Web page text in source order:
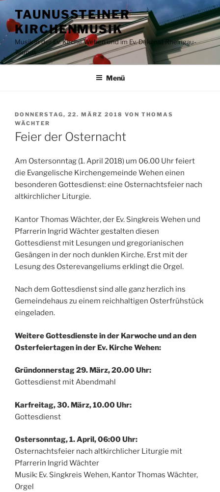
Inhalt
springen
TAUNUSSTEINER
KIRCHENMUSIK
Musik in der Ev. Kirche Wehen und im Ev. Dekanat Rheingau-
Taunus
Menü
VERÖFFENTLICHT
AM
DONNERSTAG, 22. MÄRZ 2018 VON THOMAS
WÄCHTER
Feier der Osternacht
Am Ostersonntag (1. April 2018) um 06.00 Uhr feiert
die Evangelische Kirchengemeinde Wehen einen
besonderen Gottesdienst: eine Osternachtsfeier nach
altkirchlicher Liturgie.
Kantor Thomas Wächter, der Ev. Singkreis Wehen und
Pfarrerin Ingrid Wächter gestalten diesen
Gottesdienst mit Lesungen und gregorianischen
Gesängen in der noch dunklen Kirche. Erst mit der
Lesung des Osterevangeliums erklingt die Orgel.
Nach dem Gottesdienst sind alle ganz herzlich ins
Gemeindehaus zu einem reichhaltigen Osterfrühstück
eingeladen.
Weitere Gottesdienste in der Karwoche und an den
Osterfeiertagen in der Ev. Kirche Wehen:
Gründonnerstag 29. März, 20.00 Uhr:
Gottesdienst mit Abendmahl
Karfreitag, 30. März, 10.00 Uhr:
Gottesdienst
Ostersonntag, 1. April, 06:00 Uhr:
Osternachtsfeier nach altkirchlicher Liturgie mit
Pfarrerin Ingrid Wächter
Musik: Ev. Singkreis Wehen, Kantor Thomas Wächter,
Orgel